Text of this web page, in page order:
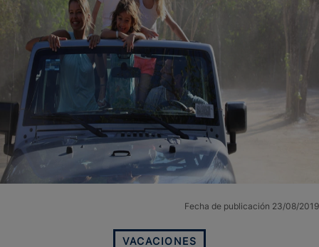
Fecha de publicación 23/08/2019
VACACIONES